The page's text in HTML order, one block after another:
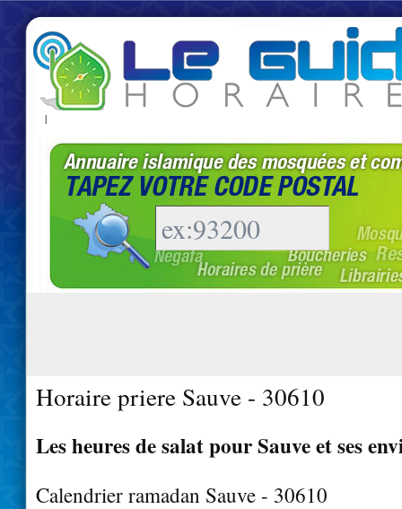
|
Horaire priere Sauve - 30610
Les heures de salat pour Sauve et ses
Calendrier ramadan Sauve - 30610